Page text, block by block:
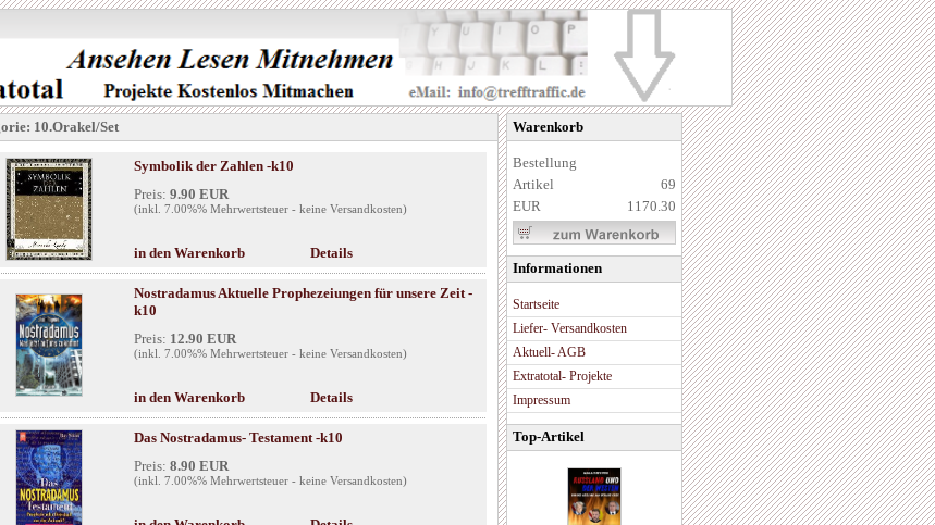
10.Orakel/Set
Symbolik der Zahlen -k10
Preis: 9.90 EUR
(inkl. 7.00%% Mehrwertsteuer - keine Versandkosten)
in den Warenkorb Details
Nostradamus Aktuelle Prophezeiungen für unsere Zeit -
k10
Preis: 12.90 EUR
(inkl. 7.00%% Mehrwertsteuer - keine Versandkosten)
in den Warenkorb Details
Das Nostradamus- Testament -k10
Preis: 8.90 EUR
(inkl. 7.00%% Mehrwertsteuer - keine Versandkosten)
Warenkorb
Bestellung
Artikel
69
EUR
1170.30
Informationen
Startseite
Liefer- Versandkosten
Aktuell- AGB
Extratotal- Projekte
Impressum
Top-Artikel